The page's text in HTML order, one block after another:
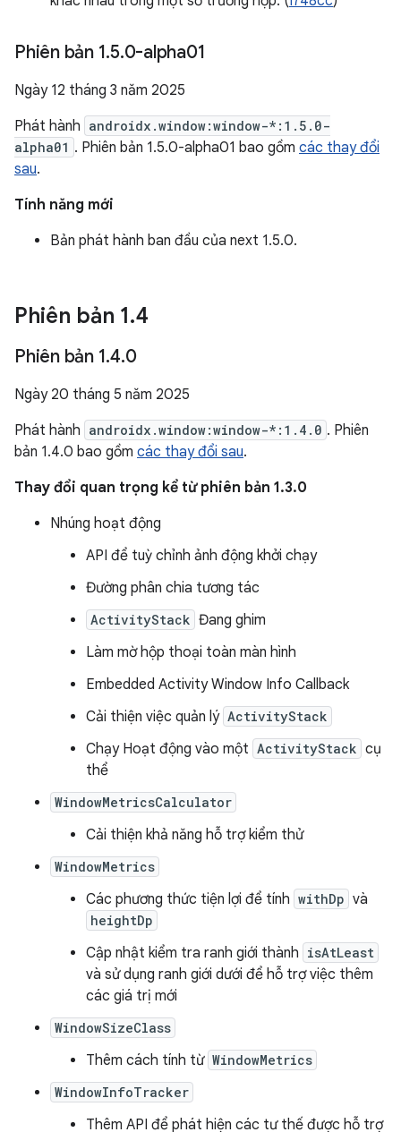
Phiên bản 1.5.0-alpha01
Ngày 12 tháng 3 năm 2025
Phát hành androidx.window:window-*:1.5.0-
alpha01 . Phiên bản 1.5.0-alpha01 bao gồm các thay đổi
sau.
Tính năng mới
Bản phát hành ban đầu của next 1.5.0.
Phiên bản 1.4
Phiên bản 1.4.0
Ngày 20 tháng 5 năm 2025
Phát hành androidx.window:window-*:1.4.0 . Phiên
bản 1.4.0 bao gồm các thay đổi sau.
Thay đổi quan trọng kể từ phiên bản 1.3.0
Nhúng hoạt động
API để tuỳ chỉnh ảnh động khởi chạy
Đường phân chia tương tác
ActivityStack Đang ghim
Làm mờ hộp thoại toàn màn hình
Embedded Activity Window Info Callback
Cải thiện việc quản lý ActivityStack
Chạy Hoạt động vào một ActivityStack cụ
thể
WindowMetricsCalculator
Cải thiện khả năng hỗ trợ kiểm thử
WindowMetrics
Các phương thức tiện lợi để tính withDp và
heightDp
Cập nhật kiểm tra ranh giới thành isAtLeast
và sử dụng ranh giới dưới để hỗ trợ việc thêm
các giá trị mới
WindowSizeClass
Thêm cách tính từ WindowMetrics
WindowInfoTracker
Thêm API để phát hiện các tư thế được hỗ trợ